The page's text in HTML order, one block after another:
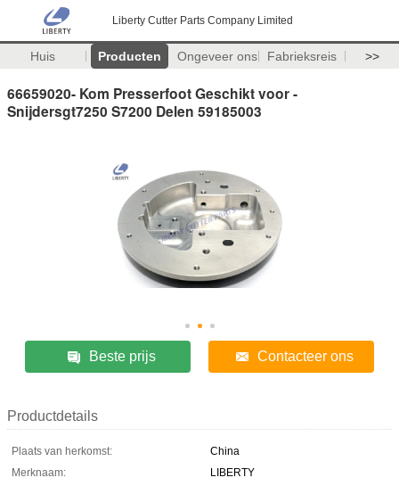
Liberty Cutter Parts Company Limited
Huis Producten Ongeveer ons Fabrieksreis >>
66659020- Kom Presserfoot Geschikt voor -
Snijdersgt7250 S7200 Delen 59185003
Beste prijs Contacteer ons
Productdetails
Plaats van herkomst:
China
Merknaam:
LIBERTY